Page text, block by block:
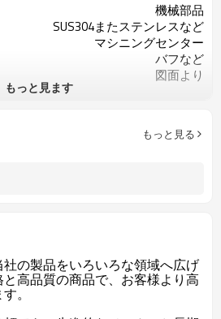
機械部品
SUS304またステンレスなど
マシニングセンター
バフなど
図面より
マシニングセンター
もっと見ます
もっと見る
の製品をいろいろな領域へ広げ
高品質の商品で、お客様より高
。